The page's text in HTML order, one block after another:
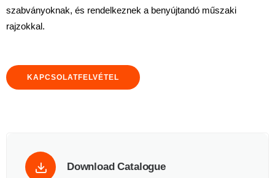
szabványoknak, és rendelkeznek a benyújtandó műszaki
rajzokkal.
KAPCSOLATFELVÉTEL
Download Catalogue